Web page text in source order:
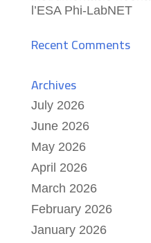
l’ESA Phi-LabNET
Recent Comments
Archives
July 2026
June 2026
May 2026
April 2026
March 2026
February 2026
January 2026